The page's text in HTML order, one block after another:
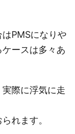
PMSになりや
ースは多々あ
際に浮気に走
れます。